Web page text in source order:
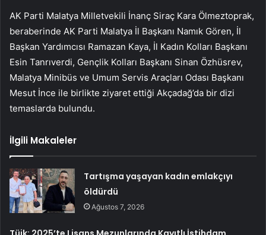
AK Parti Malatya Milletvekili İnanç Siraç Kara Ölmeztoprak,
beraberinde AK Parti Malatya İl Başkanı Namık Gören, İl
Başkan Yardımcısı Ramazan Kaya, İl Kadın Kolları Başkanı
Esin Tanrıverdi, Gençlik Kolları Başkanı Sinan Özhüsrev,
Malatya Minibüs ve Umum Servis Araçları Odası Başkanı
Mesut İnce ile birlikte ziyaret ettiği Akçadağ’da bir dizi
temaslarda bulundu.
İlgili Makaleler
Tartışma yaşayan kadın emlakçıyı
öldürdü
Ağustos 7, 2026